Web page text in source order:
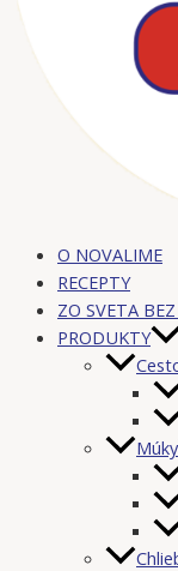
O NOVALIME
RECEPTY
ZO SVETA
PRODUKTY
Múky